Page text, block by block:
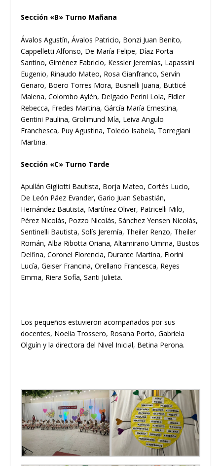
Sección «B» Turno Mañana
Ávalos Agustín, Ávalos Patricio, Bonzi Juan Benito,
Cappelletti Alfonso, De María Felipe, Díaz Porta
Santino, Giménez Fabricio, Kessler Jeremías, Lapassini
Eugenio, Rinaudo Mateo, Rosa Gianfranco, Servín
Genaro, Boero Torres Mora, Busnelli Juana, Butticé
Malena, Colombo Aylén, Delgado Perini Lola, Fidler
Rebecca, Fredes Martina, Gárcía María Ernestina,
Gentini Paulina, Grolimund Mía, Leiva Angulo
Franchesca, Puy Agustina, Toledo Isabela, Torregiani
Martina.
Sección «C» Turno Tarde
Apullán Gigliotti Bautista, Borja Mateo, Cortés Lucio,
De León Páez Evander, Gario Juan Sebastián,
Hernández Bautista, Martínez Oliver, Patricelli Milo,
Pérez Nicolás, Pozzo Nicolás, Sánchez Yensen Nicolás,
Sentinelli Bautista, Solís Jeremía, Theiler Renzo, Theiler
Román, Alba Ribotta Oriana, Altamirano Umma, Bustos
Delfina, Coronel Florencia, Durante Martina, Fiorini
Lucía, Geiser Francina, Orellano Francesca, Reyes
Emma, Riera Sofía, Santi Julieta.
Los pequeños estuvieron acompañados por sus
docentes, Noelia Trossero, Rosana Porto, Gabriela
Olguín y la directora del Nivel Inicial, Betina Perona.